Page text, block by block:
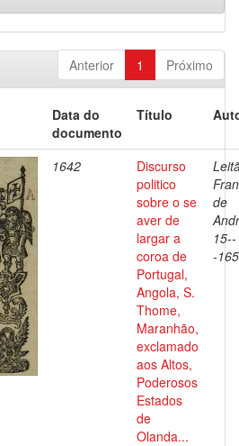
Anterior 1 Próximo
Data do
documento
Título
1642
Discurso
politico
sobre o se
aver de
largar a
coroa de
Portugal,
Angola, S.
Thome,
Maranhão,
exclamado
aos Altos,
Poderosos
Estados
de
Olanda...
de
15--
-